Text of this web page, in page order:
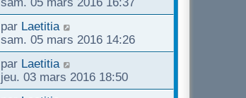
par Laetitia
sam. 05 mars 2016 14:26
par Laetitia
jeu. 03 mars 2016 18:50